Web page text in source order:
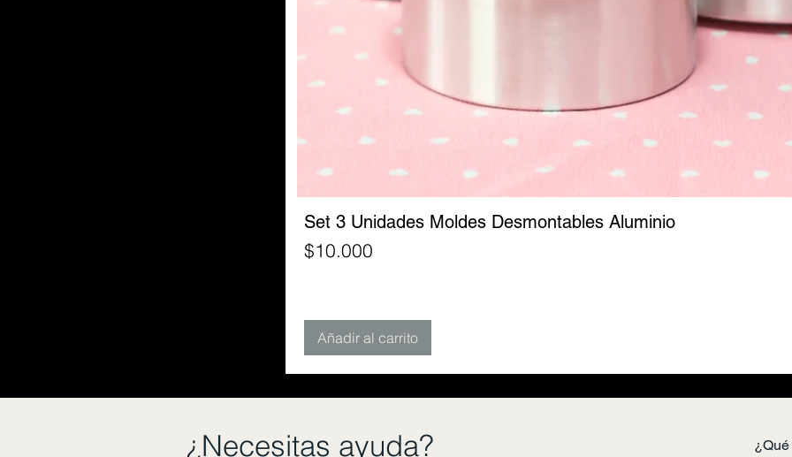
Set 3 Unidades Moldes Desmontables Aluminio
Precio
$10.000
Añadir al carrito
¿Necesitas ayuda?